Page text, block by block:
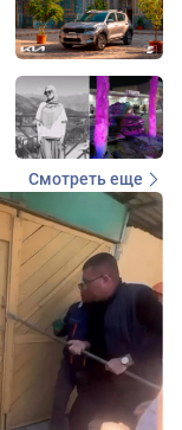
Смотреть еще